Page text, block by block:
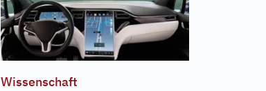
Wissenschaft